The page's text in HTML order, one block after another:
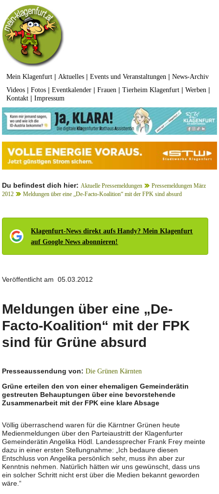
Mein Klagenfurt | Aktuelles |Events und Veranstaltungen |News-Archiv
Videos |Fotos |Eventkalender |Frauen |Tierheim Klagenfurt |Werben |
Kontakt |Impressum
Du befindest dich hier: Aktuelle Pressemeldungen
Pressemeldungen März
2012
Meldungen über eine „De-Facto-Koalition“ mit der FPK sind absurd
Klagenfurt-News direkt aufs Handy? Mein Klagenfurt
auf Google News abonnieren!
Veröffentlicht am 05.03.2012
Meldungen über eine „De-
Facto-Koalition“ mit der FPK
sind für Grüne absurd
Presseaussendung von:Die Grünen Kärnten
Grüne erteilen den von einer ehemaligen Gemeinderätin
gestreuten Behauptungen über eine bevorstehende
Zusammenarbeit mit der FPK eine klare Absage
Völlig überraschend waren für die Kärntner Grünen heute
Medienmeldungen über den Parteiaustritt der Klagenfurter
Gemeinderätin Angelika Hödl. Landessprecher Frank Frey meinte
dazu in einer ersten Stellungnahme: „Ich bedaure diesen
Entschluss von Angelika persönlich sehr, muss ihn aber zur
Kenntnis nehmen. Natürlich hätten wir uns gewünscht, dass uns
ein solcher Schritt nicht erst über die Medien bekannt geworden
wäre.“